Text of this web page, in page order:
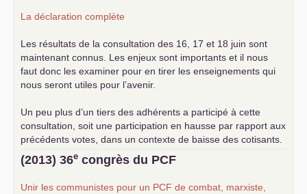
La déclaration complète
Les résultats de la consultation des 16, 17 et 18 juin sont
maintenant connus. Les enjeux sont importants et il nous
faut donc les examiner pour en tirer les enseignements qui
nous seront utiles pour l’avenir.
Un peu plus d’un tiers des adhérents a participé à cette
consultation, soit une participation en hausse par rapport aux
précédents votes, dans un contexte de baisse des cotisants.
... lire la suite
(2013) 36e congrès du PCF
Unir les communistes pour un PCF de combat, marxiste,